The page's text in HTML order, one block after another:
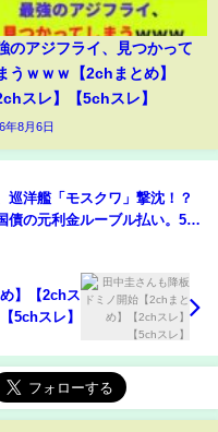
のアジフライ、見つかって
うｗｗｗ【2chまとめ】
スレ】【5chスレ】
年8月6日
巡洋艦「モスクワ」撃沈！？
債の元利金ルーブル払い。5月
】【2chス
5chスレ】